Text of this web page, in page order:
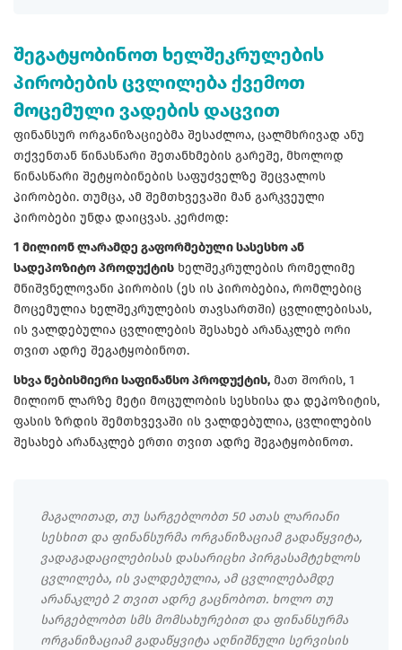
შეგატყობინოთ ხელშეკრულების
პირობების ცვლილება ქვემოთ
მოცემული ვადების დაცვით
ფინანსურ ორგანიზაციებმა შესაძლოა, ცალმხრივად ანუ
თქვენთან წინასწარი შეთანხმების გარეშე, მხოლოდ
წინასწარი შეტყობინების საფუძველზე შეცვალოს
პირობები. თუმცა, ამ შემთხვევაში მან გარკვეული
პირობები უნდა დაიცვას. კერძოდ:
1 მილიონ ლარამდე გაფორმებული სასესხო ან
სადეპოზიტო პროდუქტის ხელშეკრულების რომელიმე
მნიშვნელოვანი პირობის (ეს ის პირობებია, რომლებიც
მოცემულია ხელშეკრულების თავსართში) ცვლილებისას,
ის ვალდებულია ცვლილების შესახებ არანაკლებ ორი
თვით ადრე შეგატყობინოთ.
სხვა ნებისმიერი საფინანსო პროდუქტის, მათ შორის, 1
მილიონ ლარზე მეტი მოცულობის სესხისა და დეპოზიტის,
ფასის ზრდის შემთხვევაში ის ვალდებულია, ცვლილების
შესახებ არანაკლებ ერთი თვით ადრე შეგატყობინოთ.
მაგალითად, თუ სარგებლობთ 50 ათას ლარიანი
სესხით და ფინანსურმა ორგანიზაციამ გადაწყვიტა,
ვადაგადაცილებისას დასარიცხი პირგასამტეხლოს
ცვლილება, ის ვალდებულია, ამ ცვლილებამდე
არანაკლებ 2 თვით ადრე გაცნობოთ. ხოლო თუ
სარგებლობთ სმს მომსახურებით და ფინანსურმა
ორგანიზაციამ გადაწყვიტა აღნიშნული სერვისის